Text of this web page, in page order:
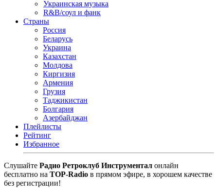
Украинская музыка
R&B/cоул и фанк
Страны
Россия
Беларусь
Украина
Казахстан
Молдова
Киргизия
Армения
Грузия
Таджикистан
Болгария
Азербайджан
Плейлисты
Рейтинг
Избранное
Cлушайте Радио Ретроклуб Инструментал онлайн
бесплатно на TOP-Radio в прямом эфире, в хорошем качестве
без регистрации!